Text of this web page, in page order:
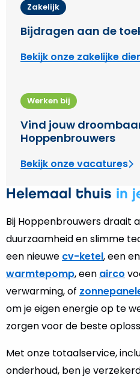
Zakelijk
Bijdragen aan de
Bekijk onze zakelijke
Werken bij
Vind jouw
Hoppenbrouwers
Bekijk onze vacatures
Helemaal thuis in
Bij Hoppenbrouwers draait
duurzaamheid en slimme
een nieuwe cv-ketel, een
warmtepomp, een airco
verwarming, of
om je eigen energie op te
zorgen voor de beste
Met onze totaalservice,
onderhoud, ben je